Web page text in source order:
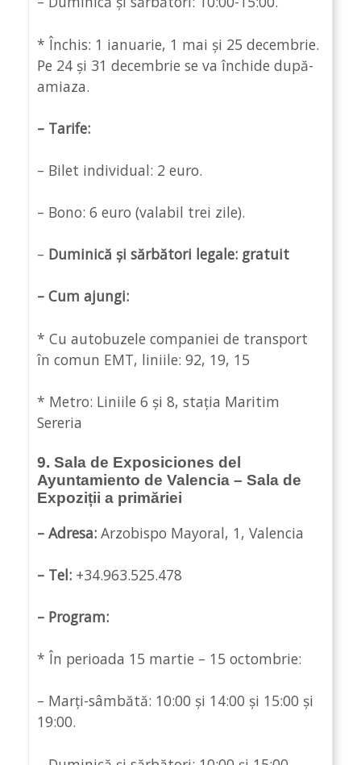
* Închis: 1 ianuarie, 1 mai și 25 decembrie.
Pe 24 și 31 decembrie se va închide după-
amiaza.
– Tarife:
– Bilet individual: 2 euro.
– Bono: 6 euro (valabil trei zile).
– Duminică și sărbători legale: gratuit
– Cum ajungi:
* Cu autobuzele companiei de transport
în comun EMT, liniile: 92, 19, 15
* Metro: Liniile 6 și 8, stația Maritim
Sereria
9. Sala de Exposiciones del
Ayuntamiento de Valencia – Sala de
Expoziții a primăriei
– Adresa: Arzobispo Mayoral, 1, Valencia
– Tel: +34.963.525.478
– Program:
* În perioada 15 martie – 15 octombrie:
– Marți-sâmbătă: 10:00 și 14:00 și 15:00 și
19:00.